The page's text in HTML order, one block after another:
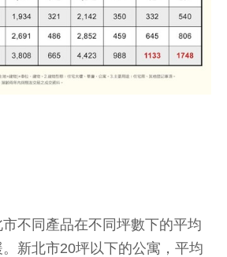
不同產品在不同坪數下的平均
新北市20坪以下的公寓，平均